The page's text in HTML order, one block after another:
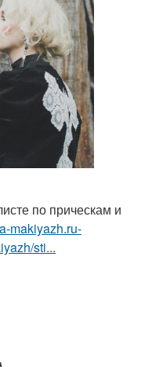
по прическам и
makiyazh.ru-
sti...